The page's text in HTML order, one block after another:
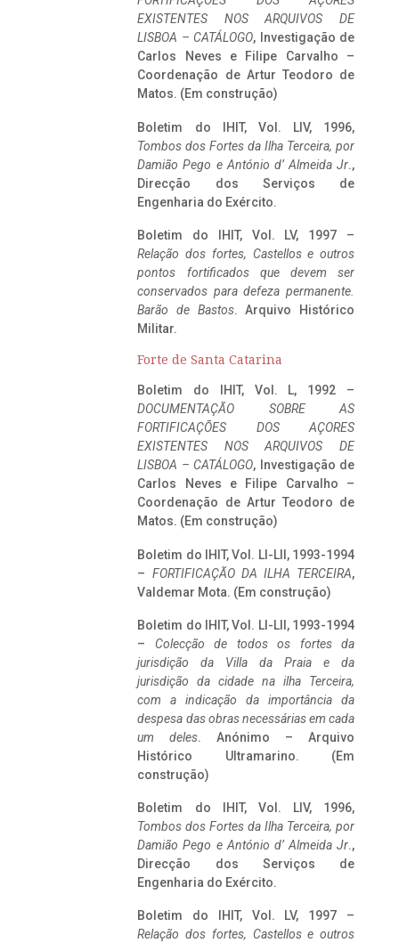
EXISTENTES NOS ARQUIVOS DE
LISBOA – CATÁLOGO, Investigação de
Carlos Neves e Filipe Carvalho –
Coordenação de Artur Teodoro de
Matos. (Em construção)
Boletim do IHIT, Vol. LIV, 1996,
Tombos dos Fortes da Ilha Terceira, por
Damião Pego e António d’ Almeida Jr.,
Direcção dos Serviços de
Engenharia do Exército.
Boletim do IHIT, Vol. LV, 1997 –
Relação dos fortes, Castellos e outros
pontos fortificados que devem ser
conservados para defeza permanente.
Barão de Bastos. Arquivo Histórico
Militar.
Forte de Santa Catarina
Boletim do IHIT, Vol. L, 1992 –
DOCUMENTAÇÃO SOBRE AS
FORTIFICAÇÕES DOS AÇORES
EXISTENTES NOS ARQUIVOS DE
LISBOA – CATÁLOGO, Investigação de
Carlos Neves e Filipe Carvalho –
Coordenação de Artur Teodoro de
Matos. (Em construção)
Boletim do IHIT, Vol. LI-LII, 1993-1994
– FORTIFICAÇÃO DA ILHA TERCEIRA,
Valdemar Mota. (Em construção)
Boletim do IHIT, Vol. LI-LII, 1993-1994
– Colecção de todos os fortes da
jurisdição da Villa da Praia e da
jurisdição da cidade na ilha Terceira,
com a indicação da importância da
despesa das obras necessárias em cada
um deles. Anónimo – Arquivo
Histórico Ultramarino. (Em
construção)
Boletim do IHIT, Vol. LIV, 1996,
Tombos dos Fortes da Ilha Terceira, por
Damião Pego e António d’ Almeida Jr.,
Direcção dos Serviços de
Engenharia do Exército.
Boletim do IHIT, Vol. LV, 1997 –
Relação dos fortes, Castellos e outros